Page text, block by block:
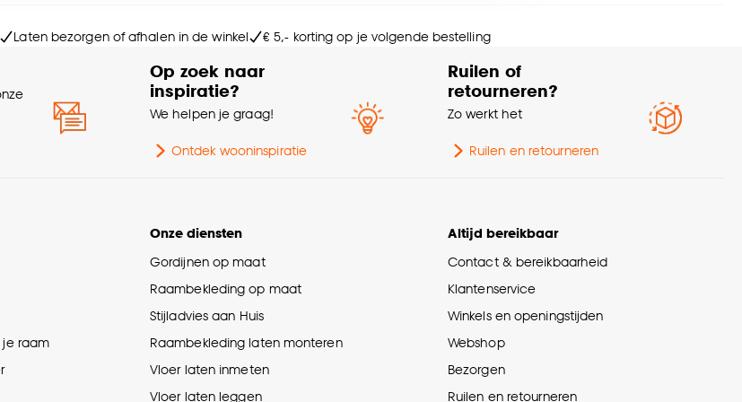
altijd nog kan aanpassen, bekijk hiervoor onze
Garantietermijn 24 maanden
Laten bezorgen of afhalen in de winkel € 5,- korting op je volgende bestelling
Op zoek naar
inspiratie?
We helpen je graag!
Ontdek wooninspiratie
Ruilen of
retourneren?
Zo werkt het
Ruilen en retourneren
je raam
Onze diensten
Gordijnen op maat
Raambekleding op maat
Stijladvies aan Huis
Raambekleding laten monteren
Vloer laten inmeten
Vloer laten leggen
Altijd bereikbaar
Contact & bereikbaarheid
Klantenservice
Winkels en openingstijden
Webshop
Bezorgen
Ruilen en retourneren